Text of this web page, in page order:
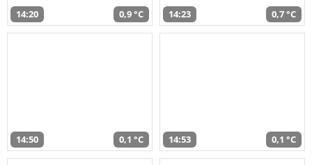
14:20 0,9 °C 14:23 0,7 °C
14:50 0,1 °C 14:53 0,1 °C